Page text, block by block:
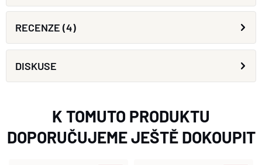
RECENZE (4)
DISKUSE
K TOMUTO PRODUKTU
DOPORUČUJEME JEŠTĚ DOKOUPIT